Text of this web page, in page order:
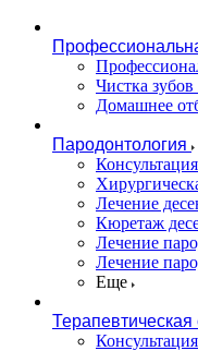
Чистка
Домашнее
Пародонтология
Лечение
Кюретаж
Лечение
Лечение
Еще
Терапевтическая